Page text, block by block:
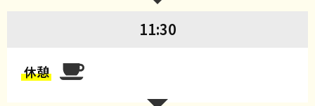
11:30
休憩